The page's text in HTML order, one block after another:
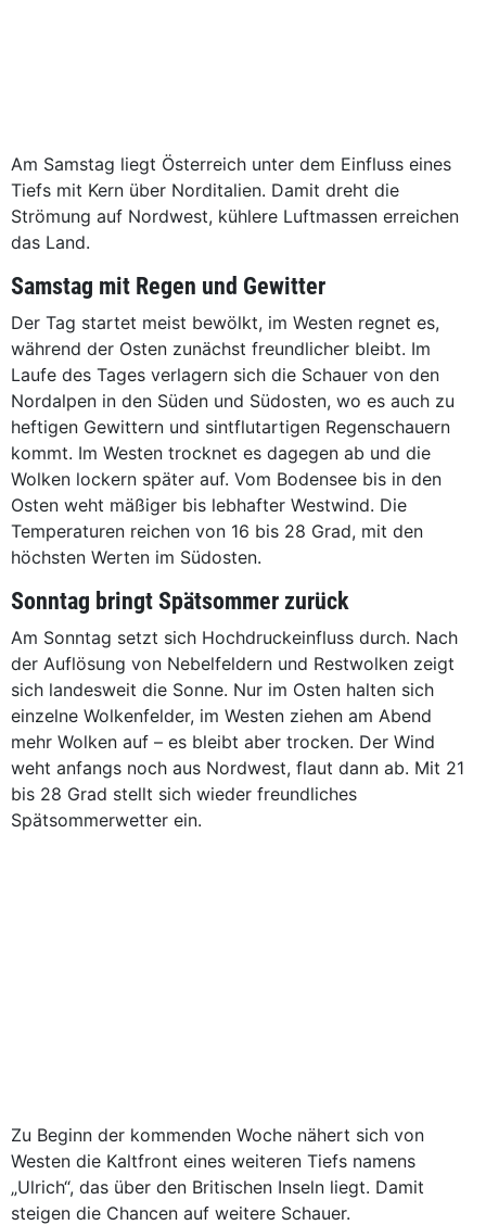
Am Samstag liegt Österreich unter dem Einfluss eines
Tiefs mit Kern über Norditalien. Damit dreht die
Strömung auf Nordwest, kühlere Luftmassen erreichen
das Land.
Samstag mit Regen und Gewitter
Der Tag startet meist bewölkt, im Westen regnet es,
während der Osten zunächst freundlicher bleibt. Im
Laufe des Tages verlagern sich die Schauer von den
Nordalpen in den Süden und Südosten, wo es auch zu
heftigen Gewittern und sintflutartigen Regenschauern
kommt. Im Westen trocknet es dagegen ab und die
Wolken lockern später auf. Vom Bodensee bis in den
Osten weht mäßiger bis lebhafter Westwind. Die
Temperaturen reichen von 16 bis 28 Grad, mit den
höchsten Werten im Südosten.
Sonntag bringt Spätsommer zurück
Am Sonntag setzt sich Hochdruckeinfluss durch. Nach
der Auflösung von Nebelfeldern und Restwolken zeigt
sich landesweit die Sonne. Nur im Osten halten sich
einzelne Wolkenfelder, im Westen ziehen am Abend
mehr Wolken auf – es bleibt aber trocken. Der Wind
weht anfangs noch aus Nordwest, flaut dann ab. Mit 21
bis 28 Grad stellt sich wieder freundliches
Spätsommerwetter ein.
Zu Beginn der kommenden Woche nähert sich von
Westen die Kaltfront eines weiteren Tiefs namens
„Ulrich“, das über den Britischen Inseln liegt. Damit
steigen die Chancen auf weitere Schauer.